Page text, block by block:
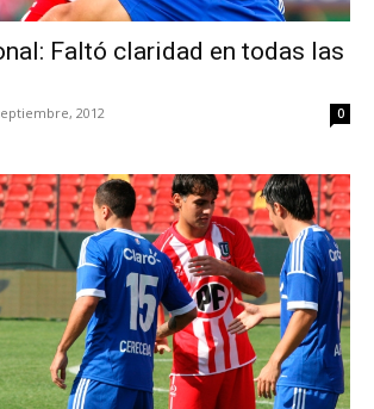
Faltó claridad en todas las
2012 0